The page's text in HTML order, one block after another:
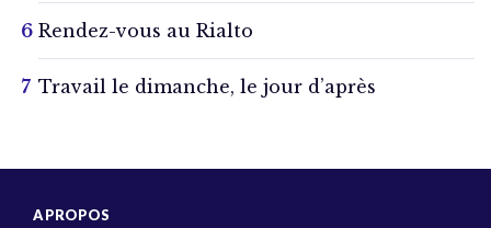
Rendez-vous au Rialto
Travail le dimanche, le jour d’après
A PROPOS